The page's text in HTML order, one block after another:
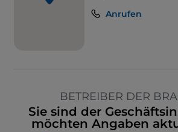
Anrufen
BETREIBER DER
Sie sind der
möchten Angaben